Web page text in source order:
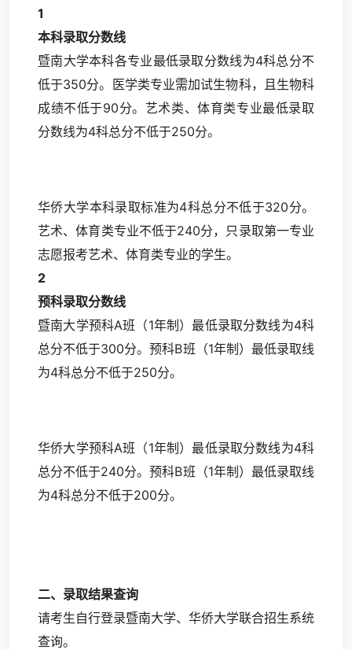
1
本科录取分数线
暨南大学本科各专业最低录取分数线为4科总分不
低于350分。医学类专业需加试生物科，且生物科
成绩不低于90分。艺术类、体育类专业最低录取
分数线为4科总分不低于250分。
华侨大学本科录取标准为4科总分不低于320分。
艺术、体育类专业不低于240分，只录取第一专业
志愿报考艺术、体育类专业的学生。
2
预科录取分数线
暨南大学预科A班（1年制）最低录取分数线为4科
总分不低于300分。预科B班（1年制）最低录取线
为4科总分不低于250分。
华侨大学预科A班（1年制）最低录取分数线为4科
总分不低于240分。预科B班（1年制）最低录取线
为4科总分不低于200分。
二、录取结果查询
请考生自行登录暨南大学、华侨大学联合招生系统
查询。